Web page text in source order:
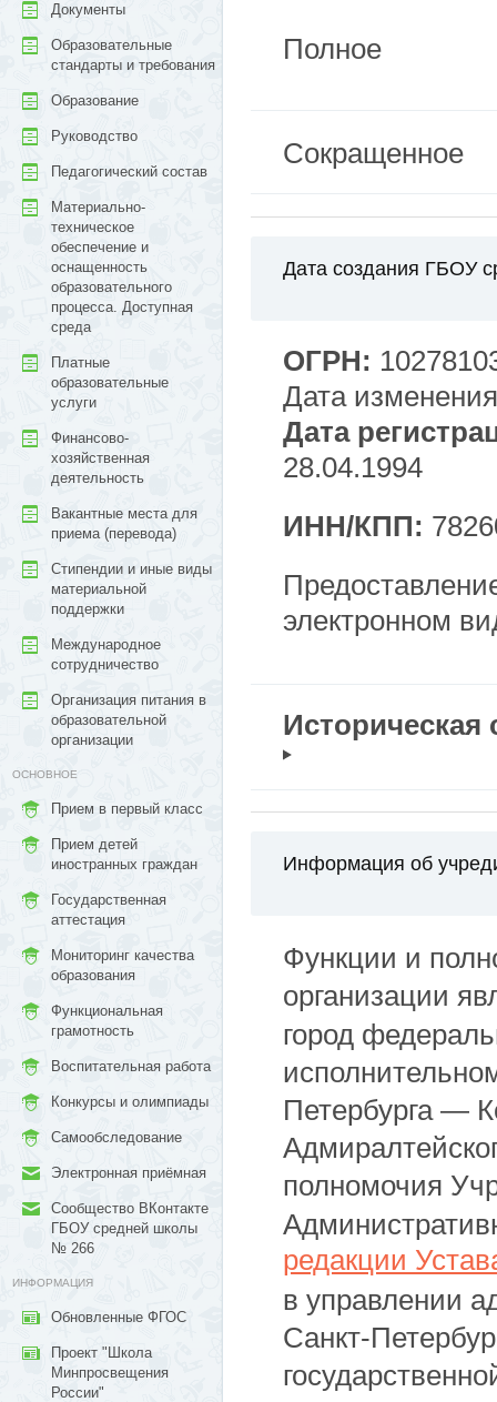
Документы
Образовательные
стандарты и требования
Образование
Руководство
Педагогический состав
Материально-
техническое
обеспечение и
оснащенность
образовательного
процесса. Доступная
среда
Платные
образовательные
услуги
Финансово-
хозяйственная
деятельность
Вакантные места для
приема (перевода)
Стипендии и иные виды
материальной
поддержки
Международное
сотрудничество
Организация питания в
образовательной
организации
ОСНОВНОЕ
Прием в первый класс
Прием детей
иностранных граждан
Государственная
аттестация
Мониторинг качества
образования
Функциональная
грамотность
Воспитательная работа
Конкурсы и олимпиады
Самообследование
Электронная приёмная
Сообщество ВКонтакте
ГБОУ средней школы
№ 266
ИНФОРМАЦИЯ
Обновленные ФГОС
Проект "Школа
Минпросвещения
России"
Полное
Сокращенное
Дата создания ГБОУ
ОГРН:
Дата
Дата
28.04.1994
ИНН/КПП:
электронном
Историческая
Информация об
Функции и
организации
город
Петербурга —
полномочия
редакции
в управлении
Санкт-